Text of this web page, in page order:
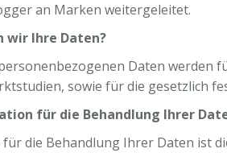
an Marken weitergeleitet.
wir Ihre Daten?
Daten werden
sowie für die gesetzlich
für die Behandlung Ihrer
für die Behandlung Ihrer Daten ist